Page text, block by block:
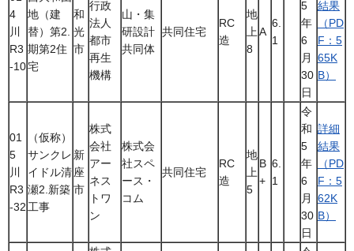
4
川
R3
-10
地（建
替）第2.
期第2住
宅
和
光
市
行政
法人
都市
再生
機構
山・集
研設計
共同体
共同住宅
RC
造
地
上
8
A
6.
1
5
年
6
月
30
日
結果
（PD
F：5
65K
B）
01
5
川
R3
-32
（仮称）
サンクレ
イドル清
瀬2.新築
工事
新
座
市
株式
会社
アー
ネス
トワ
ン
株式会
社スペ
ース・
コム
共同住宅
RC
造
地
上
5
B
+
6.
1
令
和
5
年
6
月
30
日
詳細
結果
（PD
F：5
62K
B）